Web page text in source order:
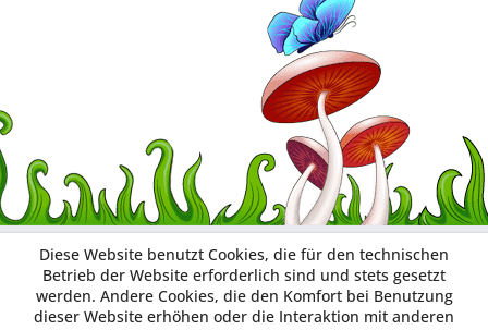
Diese Website benutzt Cookies, die für den technischen
Betrieb der Website erforderlich sind und stets gesetzt
werden. Andere Cookies, die den Komfort bei Benutzung
dieser Website erhöhen oder die Interaktion mit anderen